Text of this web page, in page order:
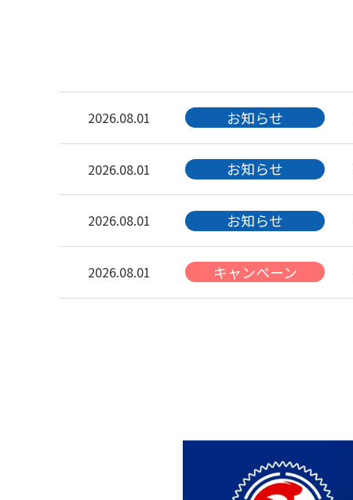
2026.08.01 お知らせ
2026.08.01 お知らせ
2026.08.01 お知らせ
2026.08.01 キャンペーン
お知らせ